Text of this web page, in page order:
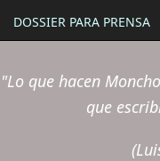
DOSSIER PARA PRENSA
"Lo que hacen
que